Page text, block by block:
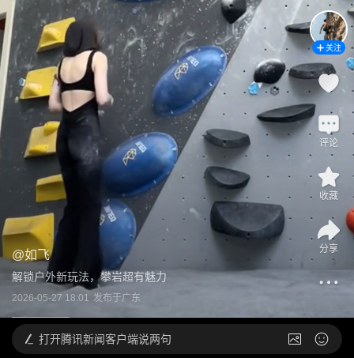
@如飞
解锁户外新玩法，攀岩超有魅力
2026-05-27 18:01 发布于广东
关注
评论
收藏
分享
打开腾讯新闻客户端说两句